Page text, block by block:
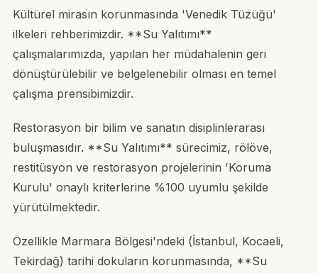
Kültürel mirasın korunmasında 'Venedik Tüzüğü'
ilkeleri rehberimizdir. **Su Yalıtımı**
çalışmalarımızda, yapılan her müdahalenin geri
dönüştürülebilir ve belgelenebilir olması en temel
çalışma prensibimizdir.
Restorasyon bir bilim ve sanatın disiplinlerarası
buluşmasıdır. **Su Yalıtımı** sürecimiz, rölöve,
restitüsyon ve restorasyon projelerinin 'Koruma
Kurulu' onaylı kriterlerine %100 uyumlu şekilde
yürütülmektedir.
Özellikle Marmara Bölgesi'ndeki (İstanbul, Kocaeli,
Tekirdağ) tarihi dokuların korunmasında, **Su